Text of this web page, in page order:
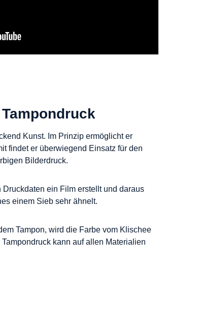
Kunst. Im Prinzip ermöglicht er
findet er überwiegend Einsatz für den
Bilderdruck.
ein Film erstellt und daraus
einem Sieb sehr ähnelt.
Tampon, wird die Farbe vom Klischee
kann auf allen Materialien